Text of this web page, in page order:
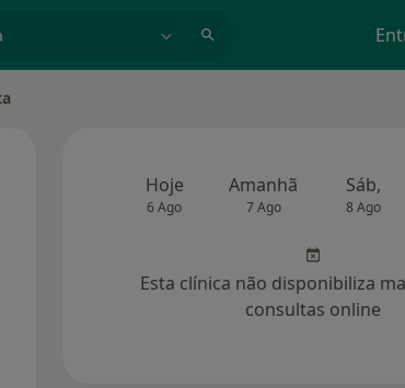
Hoje
6 Ago
Amanhã
7 Ago
Sáb,
8 Ago
Esta clínica não disponibiliza
consultas online